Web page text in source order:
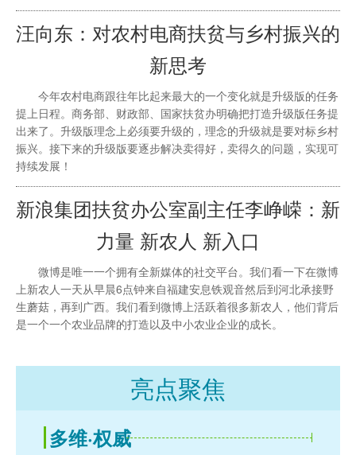
汪向东：对农村电商扶贫与乡村振兴的
新思考
今年农村电商跟往年比起来最大的一个变化就是升级版的任务
提上日程。商务部、财政部、国家扶贫办明确把打造升级版任务提
出来了。升级版理念上必须要升级的，理念的升级就是要对标乡村
振兴。接下来的升级版要逐步解决卖得好，卖得久的问题，实现可
持续发展！
新浪集团扶贫办公室副主任李峥嵘：新
力量 新农人 新入口
微博是唯一一个拥有全新媒体的社交平台。我们看一下在微博
上新农人一天从早晨6点钟来自福建安息铁观音然后到河北承接野
生蘑菇，再到广西。我们看到微博上活跃着很多新农人，他们背后
是一个一个农业品牌的打造以及中小农业企业的成长。
亮点聚焦
多维·权威